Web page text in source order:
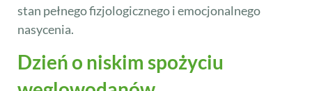
stan pełnego fizjologicznego i emocjonalnego
nasycenia.
Dzień o niskim spożyciu